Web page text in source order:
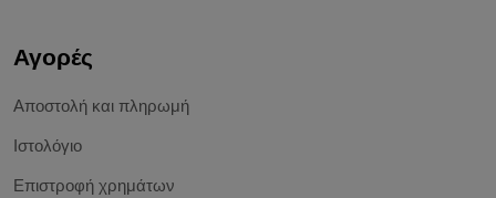
Αγορές
Αποστολή και πληρωμή
Ιστολόγιο
Επιστροφή χρημάτων